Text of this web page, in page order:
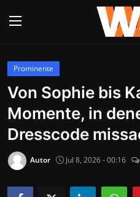
Anmelden
Datenschutzerklärung
Contact
Aktuelles
Kultur & Unterhaltung
Prominente
Von Sophie bis
Momente, in
Dresscode
Autor Jul 8, 2026 - 00:16